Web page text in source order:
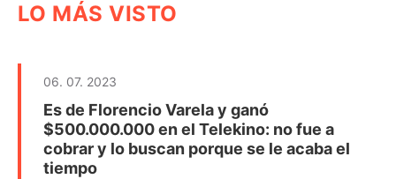
LO MÁS VISTO
06. 07. 2023
Es de Florencio Varela y ganó
$500.000.000 en el Telekino: no fue a
cobrar y lo buscan porque se le acaba el
tiempo